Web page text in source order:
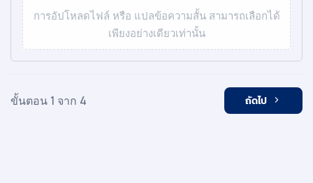
การอัปโหลดไฟล์ หรือ แปลข้อความสั้น สามารถเลือกได้
เพียงอย่างเดียวเท่านั้น
ขั้นตอน 1 จาก 4 ถัดไป